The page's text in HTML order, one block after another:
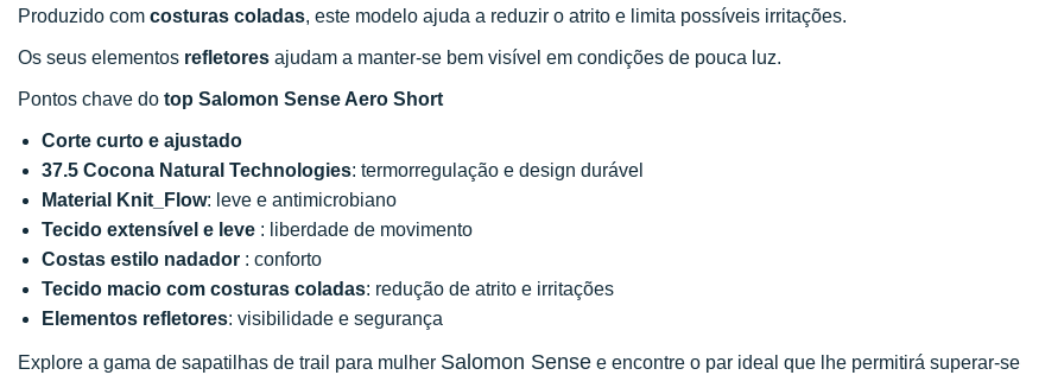
Produzido com costuras coladas, este modelo ajuda a reduzir o atrito e limita possíveis irritações.
Os seus elementos refletores ajudam a manter-se bem visível em condições de pouca luz.
Pontos chave do top Salomon Sense Aero Short
Corte curto e ajustado
37.5 Cocona Natural Technologies: termorregulação e design durável
Material Knit_Flow: leve e antimicrobiano
Tecido extensível e leve : liberdade de movimento
Costas estilo nadador : conforto
Tecido macio com costuras coladas: redução de atrito e irritações
Elementos refletores: visibilidade e segurança
Explore a gama de sapatilhas de trail para mulher Salomon Sense e encontre o par ideal que lhe permitirá superar-se